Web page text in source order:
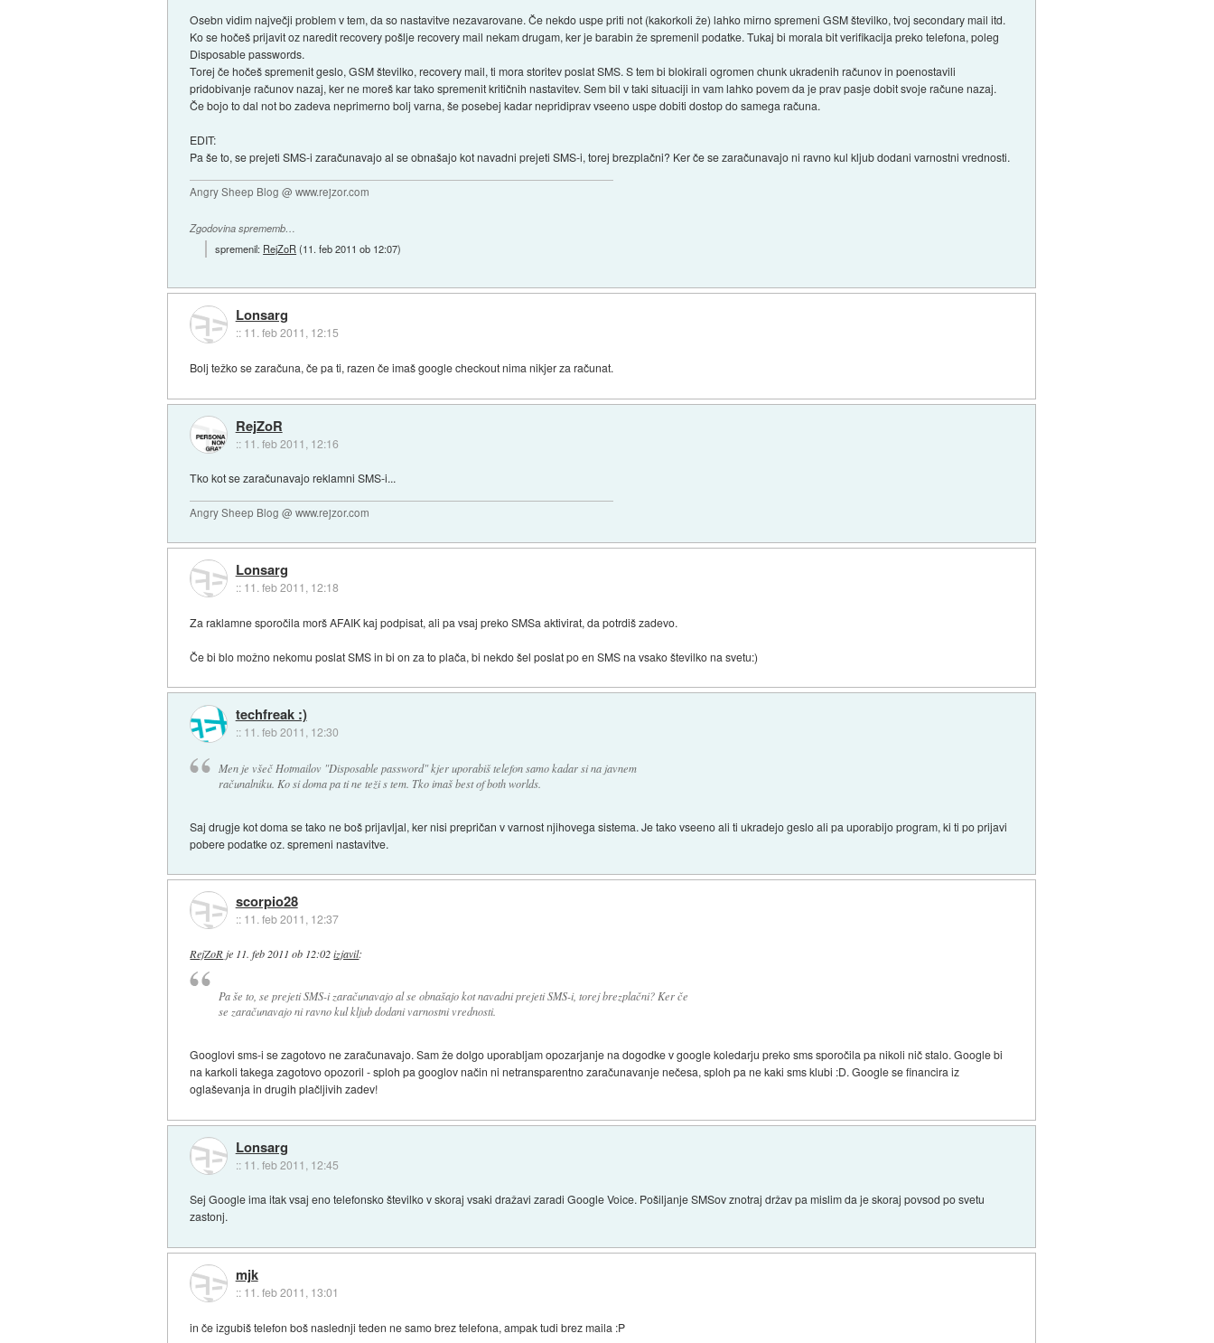
Osebn vidim največji problem v tem, da so nastavitve nezavarovane. Če nekdo uspe priti not (kakorkoli že) lahko mirno spremeni GSM številko, tvoj secondary mail itd.
Ko se hočeš prijavit oz naredit recovery pošlje recovery mail nekam drugam, ker je barabin že spremenil podatke. Tukaj bi morala bit verifikacija preko telefona, poleg
Disposable passwords.
Torej če hočeš spremenit geslo, GSM številko, recovery mail, ti mora storitev poslat SMS. S tem bi blokirali ogromen chunk ukradenih računov in poenostavili
pridobivanje računov nazaj, ker ne moreš kar tako spremenit kritičnih nastavitev. Sem bil v taki situaciji in vam lahko povem da je prav pasje dobit svoje račune nazaj.
Če bojo to dal not bo zadeva neprimerno bolj varna, še posebej kadar nepridiprav vseeno uspe dobiti dostop do samega računa.
EDIT:
Pa še to, se prejeti SMS-i zaračunavajo al se obnašajo kot navadni prejeti SMS-i, torej brezplačni? Ker če se zaračunavajo ni ravno kul kljub dodani varnostni vrednosti.
Angry Sheep Blog @ www.rejzor.com
Zgodovina sprememb…
spremenil: RejZoR(11. feb 2011 ob 12:07)
Lonsarg
:: 11. feb 2011, 12:15
Bolj težko se zaračuna, če pa ti, razen če imaš google checkout nima nikjer za računat.
RejZoR
:: 11. feb 2011, 12:16
Tko kot se zaračunavajo reklamni SMS-i...
Angry Sheep Blog @ www.rejzor.com
Lonsarg
:: 11. feb 2011, 12:18
Za raklamne sporočila morš AFAIK kaj podpisat, ali pa vsaj preko SMSa aktivirat, da potrdiš zadevo.
Če bi blo možno nekomu poslat SMS in bi on za to plača, bi nekdo šel poslat po en SMS na vsako številko na svetu:)
techfreak :)
:: 11. feb 2011, 12:30
Men je všeč Hotmailov "Disposable password" kjer uporabiš telefon samo kadar si na javnem
računalniku. Ko si doma pa ti ne teži s tem. Tko imaš best of both worlds.
Saj drugje kot doma se tako ne boš prijavljal, ker nisi prepričan v varnost njihovega sistema. Je tako vseeno ali ti ukradejo geslo ali pa uporabijo program, ki ti po prijavi
pobere podatke oz. spremeni nastavitve.
scorpio28
:: 11. feb 2011, 12:37
RejZoR je 11. feb 2011 ob 12:02 izjavil:
Pa še to, se prejeti SMS-i zaračunavajo al se obnašajo kot navadni prejeti SMS-i, torej brezplačni? Ker če
se zaračunavajo ni ravno kul kljub dodani varnostni vrednosti.
Googlovi sms-i se zagotovo ne zaračunavajo. Sam že dolgo uporabljam opozarjanje na dogodke v google koledarju preko sms sporočila pa nikoli nič stalo. Google bi
na karkoli takega zagotovo opozoril - sploh pa googlov način ni netransparentno zaračunavanje nečesa, sploh pa ne kaki sms klubi :D. Google se financira iz
oglaševanja in drugih plačljivih zadev!
Lonsarg
:: 11. feb 2011, 12:45
Sej Google ima itak vsaj eno telefonsko številko v skoraj vsaki dražavi zaradi Google Voice. Pošiljanje SMSov znotraj držav pa mislim da je skoraj povsod po svetu
zastonj.
mjk
:: 11. feb 2011, 13:01
in če izgubiš telefon boš naslednji teden ne samo brez telefona, ampak tudi brez maila :P